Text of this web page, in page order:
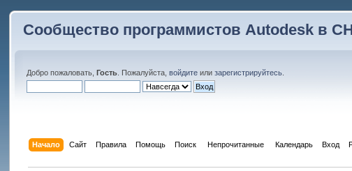
Сообщество программистов Autodesk в
Добро пожаловать,Гость . Пожалуйста,войдите илизарегистрируйтесь
Начало Сайт Правила Помощь Поиск Непрочитанные Календарь Вход